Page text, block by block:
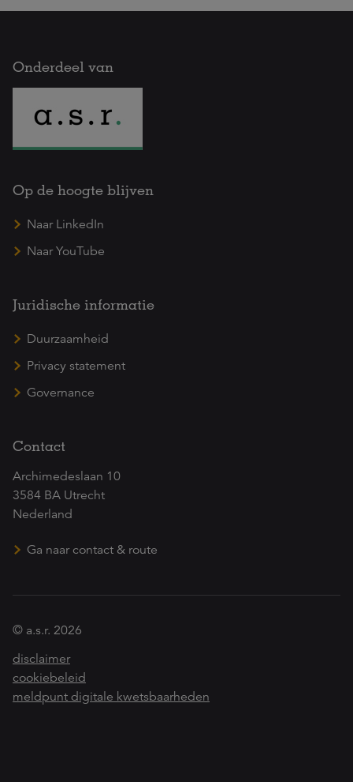
Onderdeel van
Op de hoogte blijven
Naar LinkedIn
Naar YouTube
Juridische informatie
Duurzaamheid
Privacy statement
Governance
Contact
Archimedeslaan 10
3584 BA Utrecht
Nederland
Ga naar contact & route
© a.s.r. 2026
disclaimer
cookiebeleid
meldpunt digitale kwetsbaarheden